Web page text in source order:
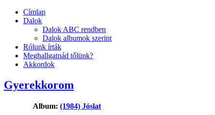
Címlap
Dalok
Dalok ABC rendben
Dalok albumok szerint
Rólunk írták
Meghallgatnád tőlünk?
Akkordok
Gyerekkorom
Album: (1984) Jóslat